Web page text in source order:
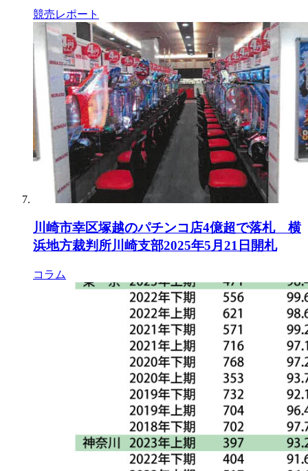
競売レポート
川崎市幸区塚越のパチンコ店4億超で落札 横
浜地方裁判所川崎支部2025年5月21日開札
コラム